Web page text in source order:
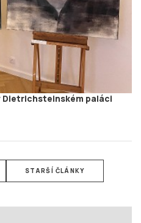
Dietrichsteinském paláci
STARŠÍ ČLÁNKY